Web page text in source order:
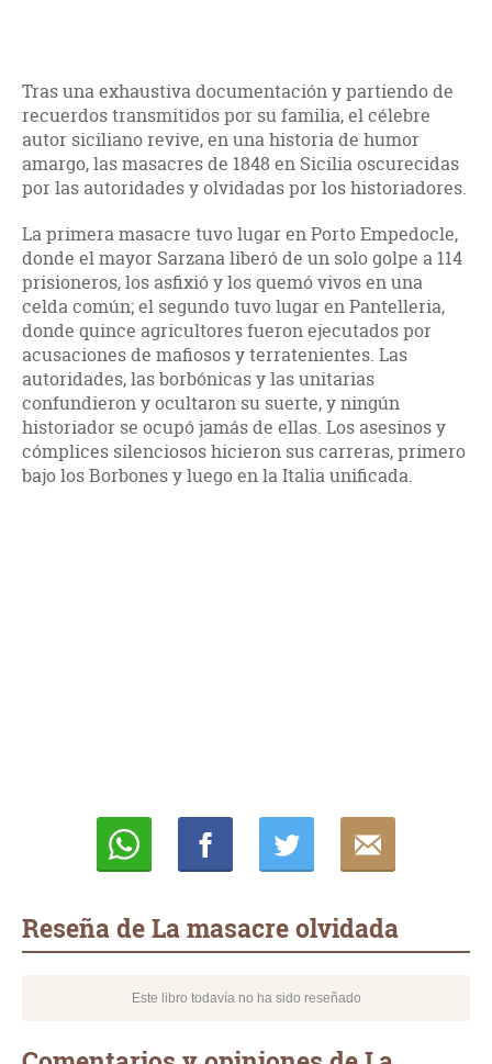
Tras una exhaustiva documentación y partiendo de
recuerdos transmitidos por su familia, el célebre
autor siciliano revive, en una historia de humor
amargo, las masacres de 1848 en Sicilia oscurecidas
por las autoridades y olvidadas por los historiadores.
La primera masacre tuvo lugar en Porto Empedocle,
donde el mayor Sarzana liberó de un solo golpe a 114
prisioneros, los asfixió y los quemó vivos en una
celda común; el segundo tuvo lugar en Pantelleria,
donde quince agricultores fueron ejecutados por
acusaciones de mafiosos y terratenientes. Las
autoridades, las borbónicas y las unitarias
confundieron y ocultaron su suerte, y ningún
historiador se ocupó jamás de ellas. Los asesinos y
cómplices silenciosos hicieron sus carreras, primero
bajo los Borbones y luego en la Italia unificada.
Reseña de La masacre olvidada
Este libro todavía no ha sido reseñado